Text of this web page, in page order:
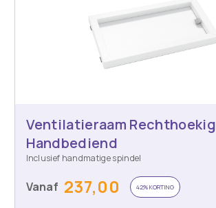
Ventilatieraam Rechthoekig
Handbediend
Inclusief handmatige spindel
Vanaf 237,00 42% KORTING